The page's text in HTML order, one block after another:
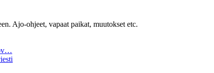
Ajo-ohjeet, vapaat paikat, muutokset etc.